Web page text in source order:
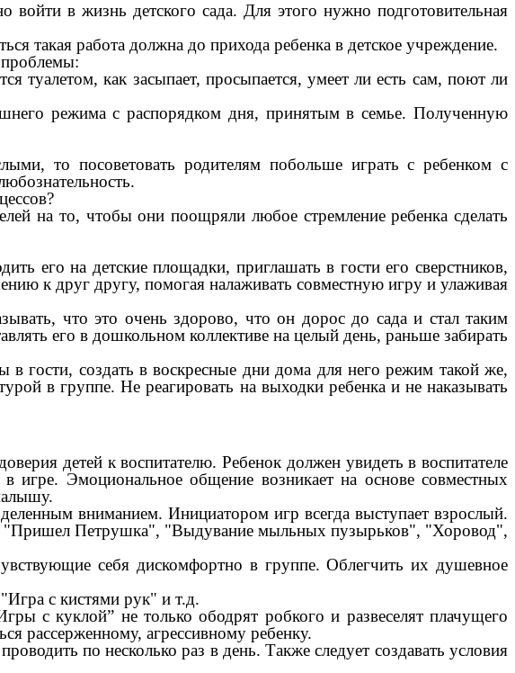
войти в жизнь детского сада. Для этого нужно подготовительная
такая работа должна до прихода ребенка в детское учреждение.
проблемы:
туалетом, как засыпает, просыпается, умеет ли есть сам, поют ли
режима с распорядком дня, принятым в семье. Полученную
то посоветовать родителям побольше играть с ребенком с
на то, чтобы они поощряли любое стремление ребенка сделать
его на детские площадки, приглашать в гости его сверстников,
к друг другу, помогая налаживать совместную игру и улаживая
что это очень здорово, что он дорос до сада и стал таким
его в дошкольном коллективе на целый день, раньше забирать
гости, создать в воскресные дни дома для него режим такой же,
в группе. Не реагировать на выходки ребенка и не наказывать
детей к воспитателю. Ребенок должен увидеть в воспитателе
игре. Эмоциональное общение возникает на основе совместных
вниманием. Инициатором игр всегда выступает взрослый.
"Пришел Петрушка", "Выдувание мыльных пузырьков", "Хоровод",
себя дискомфортно в группе. Облегчить их душевное
с кистями рук" и т.д.
с куклой” не только ободрят робкого и развеселят плачущего
рассерженному, агрессивному ребенку.
по несколько раз в день. Также следует создавать условия